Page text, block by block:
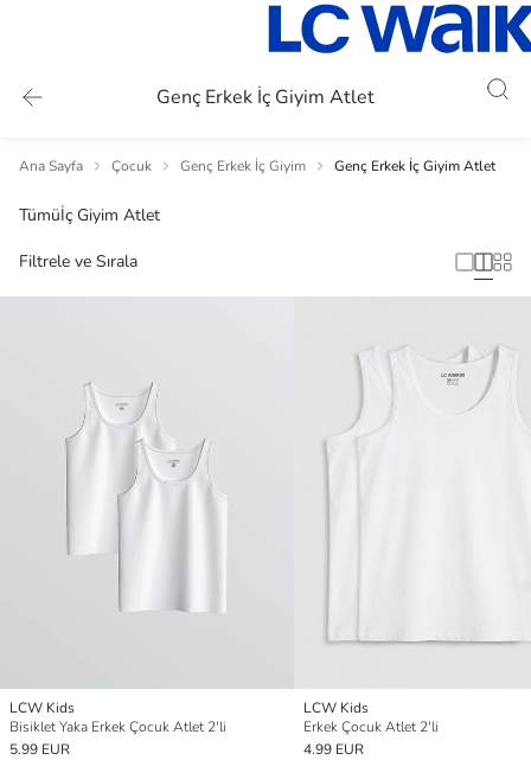
Genç Erkek İç Giyim Atlet
Ana Sayfa Çocuk Genç Erkek İç Giyim Genç Erkek İç Giyim Atlet
Tümüİç Giyim Atlet
Filtrele ve Sırala
LCW Kids
Bisiklet Yaka Erkek Çocuk Atlet 2'li
5.99 EUR
LCW Kids
Erkek Çocuk Atlet 2'li
4.99 EUR